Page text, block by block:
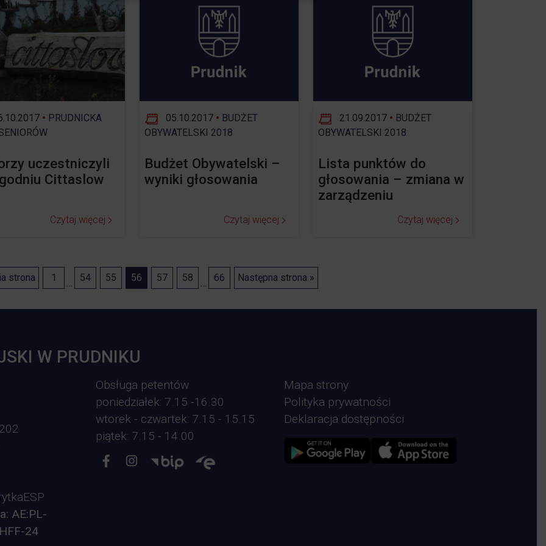
• PRUDNICKA
uczestniczyli
Cittaslow
Czytaj więcej
05.10.2017 • BUDŻET
OBYWATELSKI 2018
Budżet Obywatelski –
wyniki głosowania
Czytaj więcej
21.09.2017 • BUDŻET
OBYWATELSKI 2018
Lista punktów do
głosowania – zmiana w
zarządzeniu
Czytaj więcej
strona 1 … 54 55 56 57 58 … 66 Następna strona »
W PRUDNIKU
AE:PL-
24
Obsługa petentów
poniedziałek: 7.15 -16.30
wtorek - czwartek: 7.15 - 15.15
piątek: 7.15 - 14.00
Mapa strony
Polityka prywatności
Deklaracja dostępności